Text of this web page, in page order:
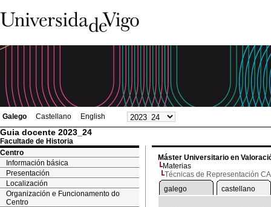
Galego Castellano English
Guia docente 2023_24
Facultade de Historia
Centro
Información básica
Presentación
Localización
Organización e Funcionamento do
Centro
Máster Universitario en
Materias
Técnicas de Representación
galego
castellano